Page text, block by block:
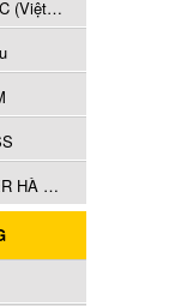
Công ty TNHH Home Appliance CMC (Việt Nam)
CÔNG TY CỔ PHẦN KSA POLYMER HÀ NỘI